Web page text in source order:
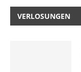
VERLOSUNGEN